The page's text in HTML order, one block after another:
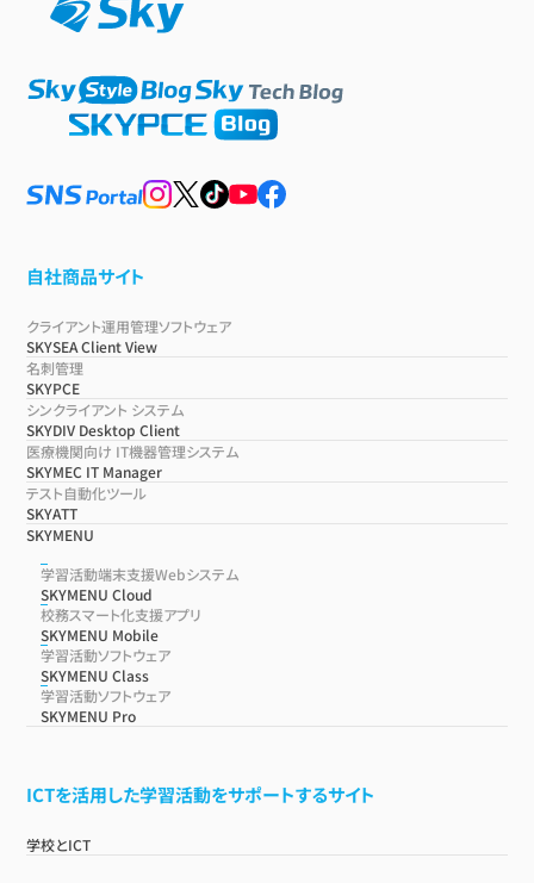
自社商品サイト
クライアント運用管理ソフトウェア
SKYSEA Client View
名刺管理
SKYPCE
シンクライアント システム
SKYDIV Desktop Client
医療機関向け IT機器管理システム
SKYMEC IT Manager
テスト自動化ツール
SKYATT
SKYMENU
学習活動端末支援Webシステム
SKYMENU Cloud
校務スマート化支援アプリ
SKYMENU Mobile
学習活動ソフトウェア
SKYMENU Class
学習活動ソフトウェア
SKYMENU Pro
ICTを活用した学習活動をサポートするサイト
学校とICT